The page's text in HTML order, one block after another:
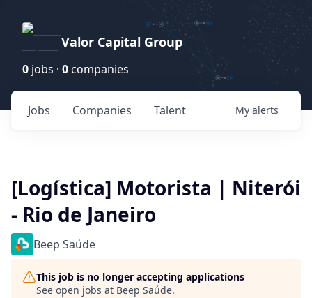
Valor Capital Group
0 jobs · 0 companies
Jobs Companies Talent My alerts
[Logística] Motorista | Niterói
- Rio de Janeiro
Beep Saúde
This job is no longer accepting applications
See open jobs at Beep Saúde.